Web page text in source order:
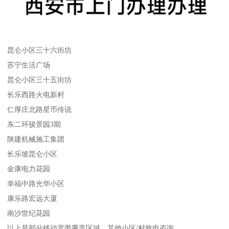
昆仑小区三十六街坊
苏宁生活广场
昆仑小区三十五街坊
长乐西路火电新村
仁厚庄北路星币传说
东二环骏景园3期
陕建机械施工集团
长乐坡昆仑小区
金康电力花园
幸福中路光华小区
康乐路宏远大厦
南沙世纪花园